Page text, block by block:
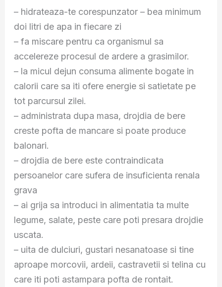
– hidrateaza-te corespunzator – bea minimum
doi litri de apa in fiecare zi
– fa miscare pentru ca organismul sa
accelereze procesul de ardere a grasimilor.
– la micul dejun consuma alimente bogate in
calorii care sa iti ofere energie si satietate pe
tot parcursul zilei.
– administrata dupa masa, drojdia de bere
creste pofta de mancare si poate produce
balonari.
– drojdia de bere este contraindicata
persoanelor care sufera de insuficienta renala
grava
– ai grija sa introduci in alimentatia ta multe
legume, salate, peste care poti presara drojdie
uscata.
– uita de dulciuri, gustari nesanatoase si tine
aproape morcovii, ardeii, castravetii si telina cu
care iti poti astampara pofta de rontait.